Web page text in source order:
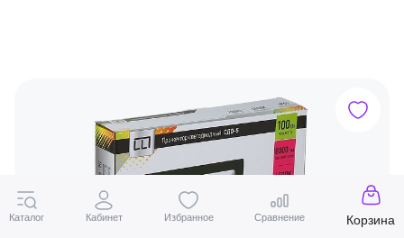
Каталог Кабинет Избранное Сравнение Корзина